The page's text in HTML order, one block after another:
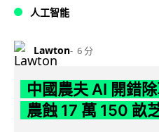
人工智能
Lawton 6 分
中國農夫 AI 開錯
農蝕 17 萬 150 畝